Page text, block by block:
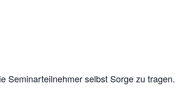
Seminarteilnehmer selbst Sorge zu tragen.